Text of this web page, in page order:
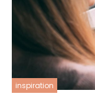
inspiration